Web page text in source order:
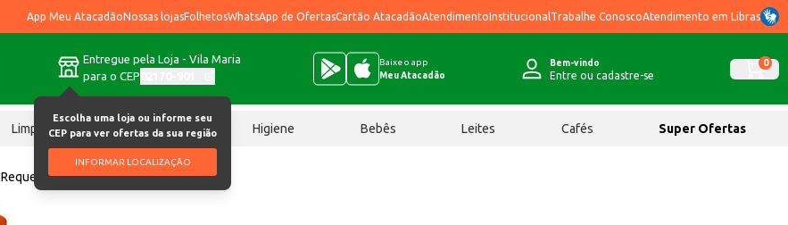
App Meu AtacadãoNossas lojasFolhetosWhatsApp de OfertasCartão AtacadãoAtendimentoInstitucional Trabalhe ConoscoAtendimento em Libras
Entregue pela Loja - Vila Maria
para o CEP
Escolha uma loja ou informe seu
CEP para ver ofertas da sua região
INFORMAR LOCALIZAÇÃO
Baixe o app
Meu Atacadão
Bem-vindo
Entre ou cadastre-se
0
Limpeza Chocolates Higiene Bebês Leites Cafés Super Ofertas
Requeijão Cremoso Regina 220g